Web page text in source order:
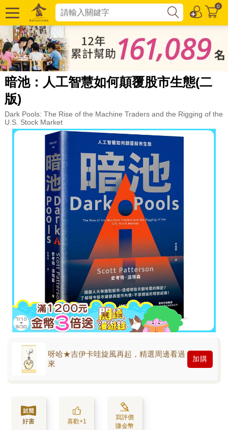
0
暗池：人工智慧如何顛覆股市生態(二
版)
Dark Pools: The Rise of the Machine Traders and the Rigging of the
U.S. Stock Market
呀哈★吉伊卡哇旋風再起，精選周邊看過
來
加購
好書 喜歡+1
寫評價
賺金幣